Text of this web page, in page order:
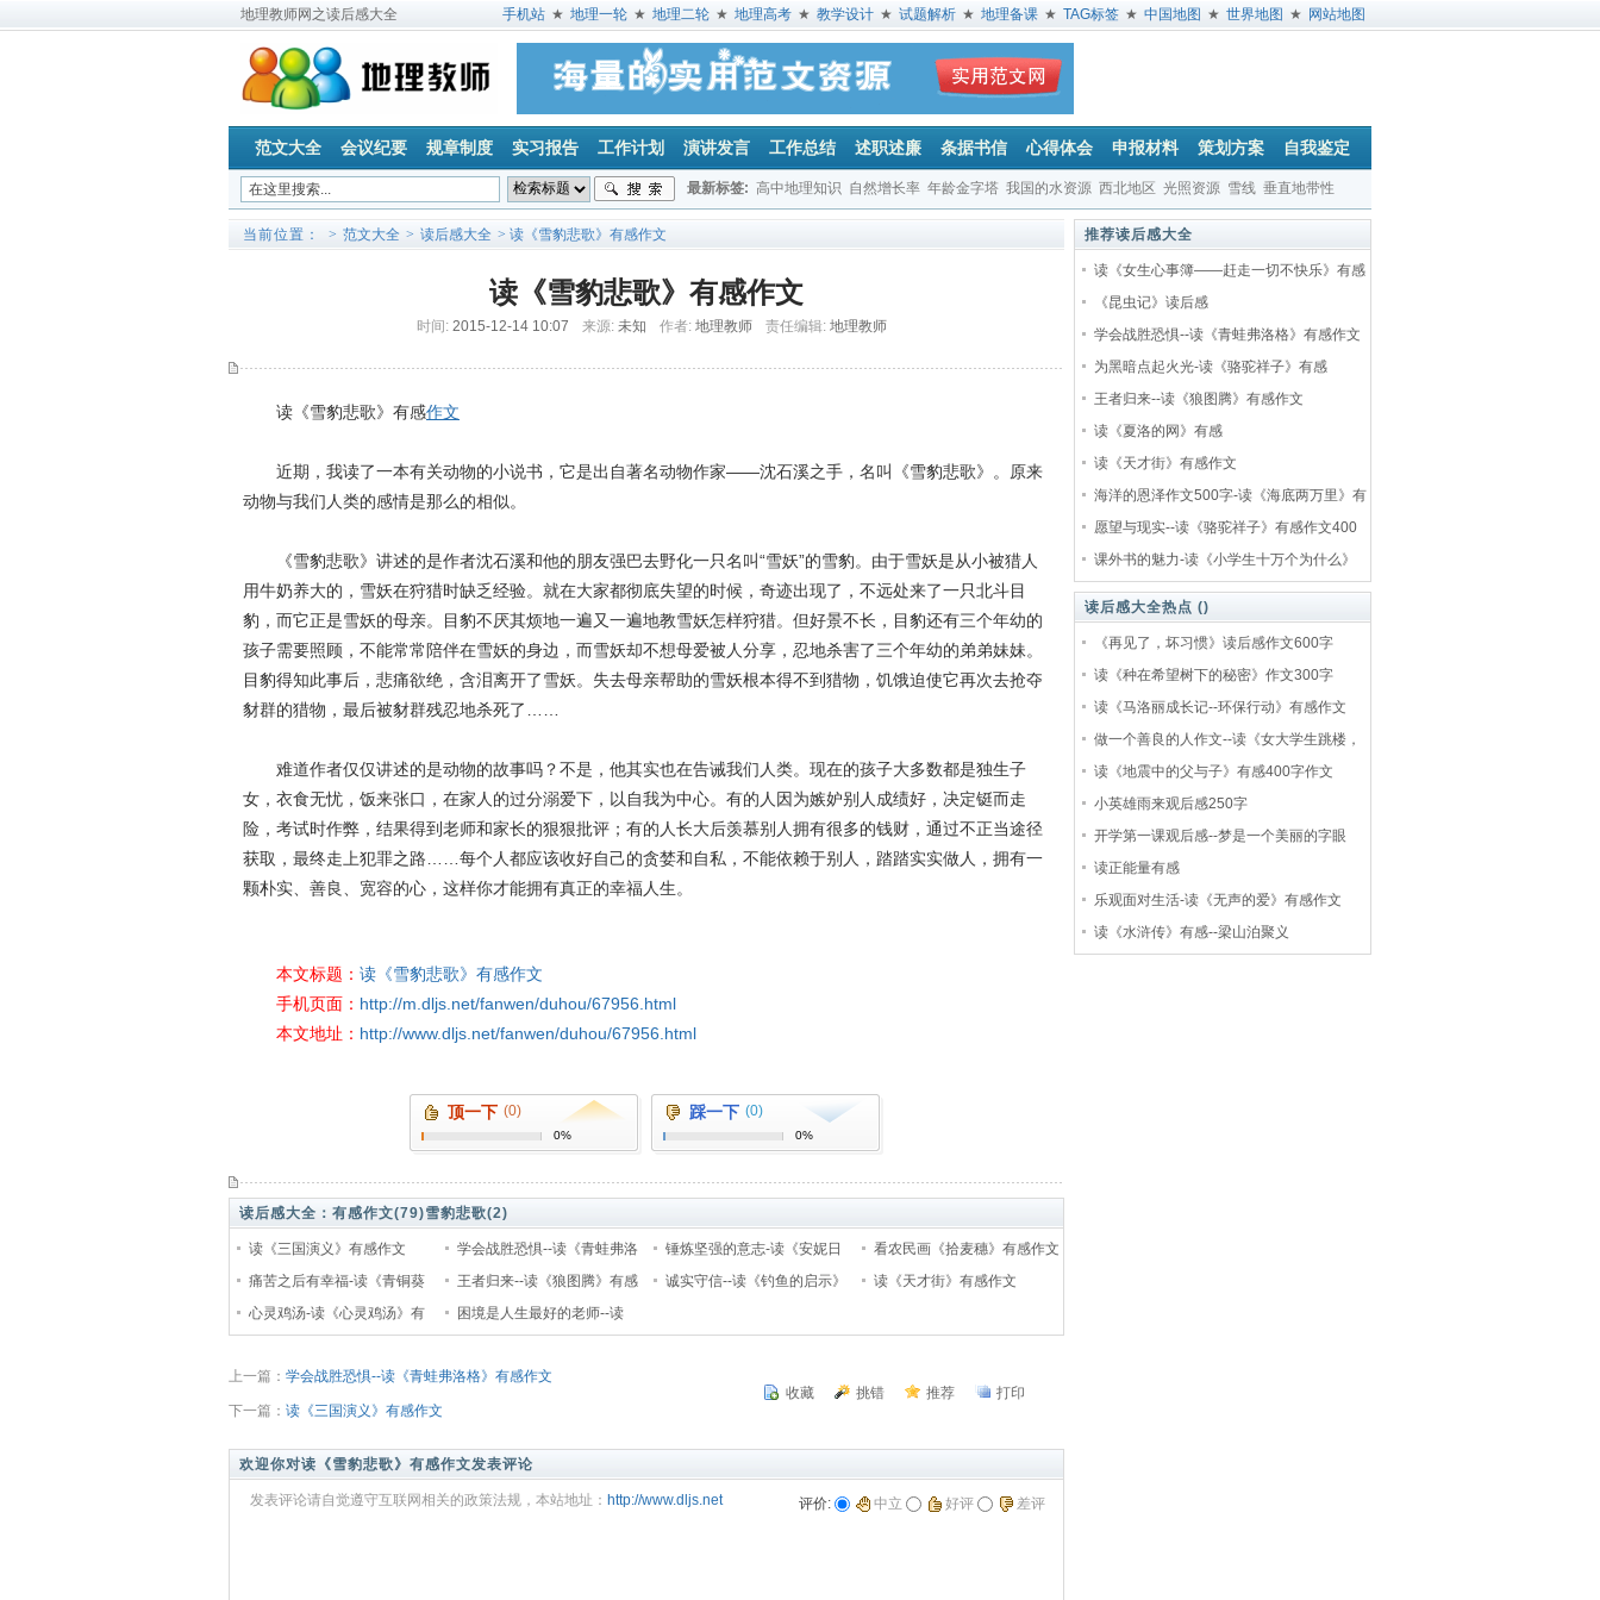
地理教师网之读后感大全 手机站 ★ 地理一轮 ★ 地理二轮 ★ 地理高考 ★ 教学设计 ★ 试题解析 ★ 地理备课 ★ TAG标签 ★ 中国地图 ★ 世界地图 ★ 网站地图
范文大全 会议纪要 规章制度 实习报告 工作计划 演讲发言 工作总结 述职述廉 条据书信 心得体会 申报材料 策划方案 自我鉴定
最新标签: 高中地理知识 自然增长率 年龄金字塔 我国的水资源 西北地区 光照资源 雪线 垂直地带性
当前位置： > 范文大全 > 读后感大全 > 读《雪豹悲歌》有感作文
读《雪豹悲歌》有感作文
时间: 2015-12-14 10:07 来源: 未知 作者: 地理教师 责任编辑: 地理教师
读《雪豹悲歌》有感作文
近期，我读了一本有关动物的小说书，它是出自著名动物作家——沈石溪之手，名叫《雪豹悲歌》。原来
动物与我们人类的感情是那么的相似。
《雪豹悲歌》讲述的是作者沈石溪和他的朋友强巴去野化一只名叫“雪妖”的雪豹。由于雪妖是从小被猎人
用牛奶养大的，雪妖在狩猎时缺乏经验。就在大家都彻底失望的时候，奇迹出现了，不远处来了一只北斗目
豹，而它正是雪妖的母亲。目豹不厌其烦地一遍又一遍地教雪妖怎样狩猎。但好景不长，目豹还有三个年幼的
孩子需要照顾，不能常常陪伴在雪妖的身边，而雪妖却不想母爱被人分享，忍地杀害了三个年幼的弟弟妹妹。
目豹得知此事后，悲痛欲绝，含泪离开了雪妖。失去母亲帮助的雪妖根本得不到猎物，饥饿迫使它再次去抢夺
豺群的猎物，最后被豺群残忍地杀死了……
难道作者仅仅讲述的是动物的故事吗？不是，他其实也在告诫我们人类。现在的孩子大多数都是独生子
女，衣食无忧，饭来张口，在家人的过分溺爱下，以自我为中心。有的人因为嫉妒别人成绩好，决定铤而走
险，考试时作弊，结果得到老师和家长的狠狠批评；有的人长大后羡慕别人拥有很多的钱财，通过不正当途径
获取，最终走上犯罪之路……每个人都应该收好自己的贪婪和自私，不能依赖于别人，踏踏实实做人，拥有一
颗朴实、善良、宽容的心，这样你才能拥有真正的幸福人生。
本文标题： 读《雪豹悲歌》有感作文
手机页面： http://m.dljs.net/fanwen/duhou/67956.html
本文地址： http://www.dljs.net/fanwen/duhou/67956.html
顶一下 (0)
0%
踩一下 (0)
0%
读后感大全： 有感作文(79)雪豹悲歌(2)
读《三国演义》有感作文
学会战胜恐惧--读《青蛙弗洛
格》有感作文
锤炼坚强的意志-读《安妮日
记》有感作文300字
看农民画《拾麦穗》有感作文
痛苦之后有幸福-读《青铜葵
花》有感作文
王者归来--读《狼图腾》有感
作文
诚实守信--读《钓鱼的启示》
读《天才街》有感作文
心灵鸡汤-读《心灵鸡汤》有
困境是人生最好的老师--读
上一篇： 学会战胜恐惧--读《青蛙弗洛格》有感作文
下一篇： 读《三国演义》有感作文
收藏 挑错 推荐 打印
欢迎你对读《雪豹悲歌》有感作文发表评论
发表评论请自觉遵守互联网相关的政策法规，本站地址： http://www.dljs.net 评价: 中立 好评 差评
推荐读后感大全
读《女生心事簿——赶走一切不快乐》有感
《昆虫记》读后感
学会战胜恐惧--读《青蛙弗洛格》有感作文
为黑暗点起火光-读《骆驼祥子》有感
王者归来--读《狼图腾》有感作文
读《夏洛的网》有感
读《天才街》有感作文
海洋的恩泽作文500字-读《海底两万里》有
愿望与现实--读《骆驼祥子》有感作文400
课外书的魅力-读《小学生十万个为什么》
读后感大全热点 ()
《再见了，坏习惯》读后感作文600字
读《种在希望树下的秘密》作文300字
读《马洛丽成长记--环保行动》有感作文
做一个善良的人作文--读《女大学生跳楼，
读《地震中的父与子》有感400字作文
小英雄雨来观后感250字
开学第一课观后感--梦是一个美丽的字眼
读正能量有感
乐观面对生活-读《无声的爱》有感作文
读《水浒传》有感--梁山泊聚义